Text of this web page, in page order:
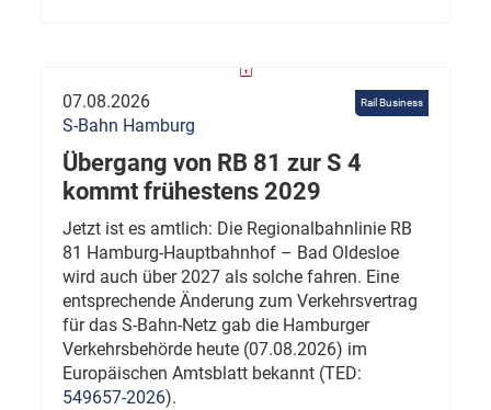
Rail Business
07.08.2026
S-Bahn Hamburg
Übergang von RB 81 zur S 4
kommt frühestens 2029
Jetzt ist es amtlich: Die Regionalbahnlinie RB
81 Hamburg-Hauptbahnhof – Bad Oldesloe
wird auch über 2027 als solche fahren. Eine
entsprechende Änderung zum Verkehrsvertrag
für das S-Bahn-Netz gab die Hamburger
Verkehrsbehörde heute (07.08.2026) im
Europäischen Amtsblatt bekannt (TED:
549657-2026).